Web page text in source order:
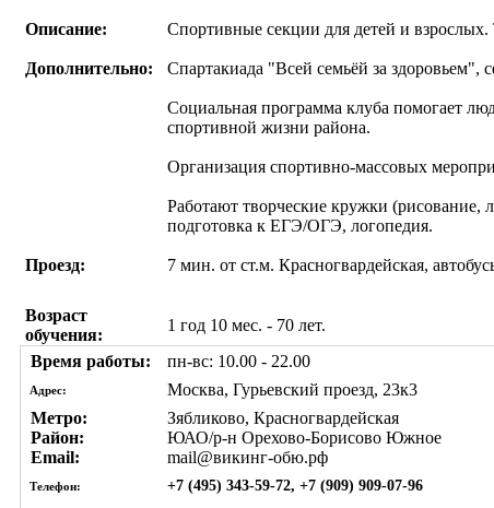
Описание: Спортивные секции для детей и
Дополнительно: Спартакиада "Всей семьёй за здоровьем",
Социальная программа клуба помогает
спортивной жизни района.
Организация спортивно-массовых
Работают творческие кружки
подготовка к ЕГЭ/ОГЭ, логопедия.
Проезд: 7 мин. от ст.м. Красногвардейская,
Возраст
обучения:
1 год 10 мес. - 70 лет.
Время работы:
пн-вс: 10.00 - 22.00
Адрес:
Москва, Гурьевский проезд, 23к3
Метро:
Зябликово, Красногвардейская
Район:
ЮАО/р-н Орехово-Борисово Южное
Email:
mail@викинг-обю.рф
Телефон: +7 (495) 343-59-72, +7 (909) 909-07-96